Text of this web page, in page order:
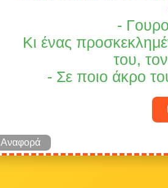
-
Κι ένας
του,
- Σε ποιο άκρο
Αναφορά